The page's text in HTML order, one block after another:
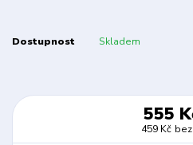
Dostupnost Skladem
555
459 Kč